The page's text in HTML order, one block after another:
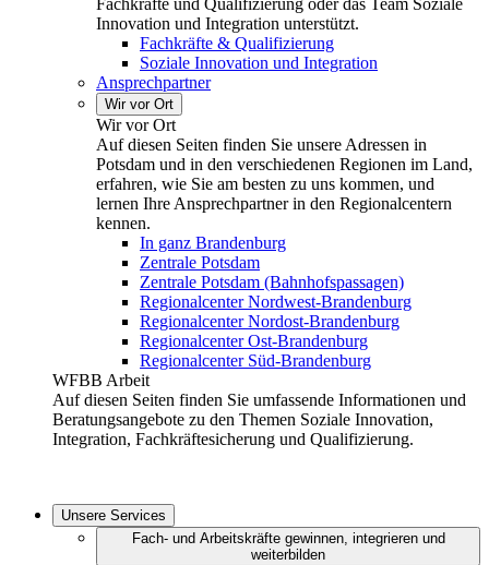
Fachkräfte und Qualifizierung oder das Team Soziale
Innovation und Integration unterstützt.
Fachkräfte & Qualifizierung
Soziale Innovation und Integration
Ansprechpartner
Wir vor Ort
Wir vor Ort
Auf diesen Seiten finden Sie unsere Adressen in
Potsdam und in den verschiedenen Regionen im Land,
erfahren, wie Sie am besten zu uns kommen, und
lernen Ihre Ansprechpartner in den Regionalcentern
kennen.
In ganz Brandenburg
Zentrale Potsdam
Zentrale Potsdam (Bahnhofspassagen)
Regionalcenter Nordwest-Brandenburg
Regionalcenter Nordost-Brandenburg
Regionalcenter Ost-Brandenburg
Regionalcenter Süd-Brandenburg
WFBB Arbeit
Auf diesen Seiten finden Sie umfassende Informationen und
Beratungsangebote zu den Themen Soziale Innovation,
Integration, Fachkräftesicherung und Qualifizierung.
Unsere Services
Fach- und Arbeitskräfte gewinnen, integrieren und
weiterbilden